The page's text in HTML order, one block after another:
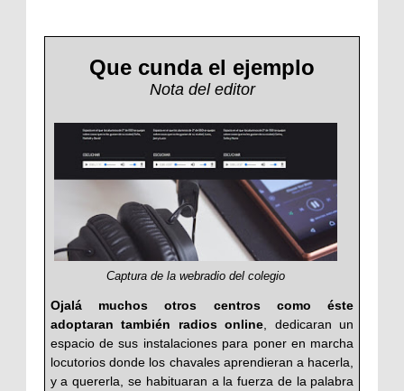
Que cunda el ejemplo
Nota del editor
Captura de la webradio del colegio
Ojalá muchos otros centros como éste
adoptaran también radios online , dedicaran un
espacio de sus instalaciones para poner en marcha
locutorios donde los chavales aprendieran a hacerla,
y a quererla, se habituaran a la fuerza de la palabra